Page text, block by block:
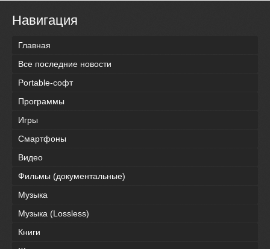
Навигация
Главная
Все последние новости
Portable-софт
Программы
Игры
Смартфоны
Видео
Фильмы (документальные)
Музыка
Музыка (Lossless)
Книги